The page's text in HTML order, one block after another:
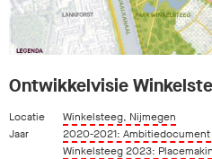
Ontwikkelvisie
Locatie
Winkelsteeg, Nijmegen
Jaar
2020-2021:
Winkelsteeg 2023: